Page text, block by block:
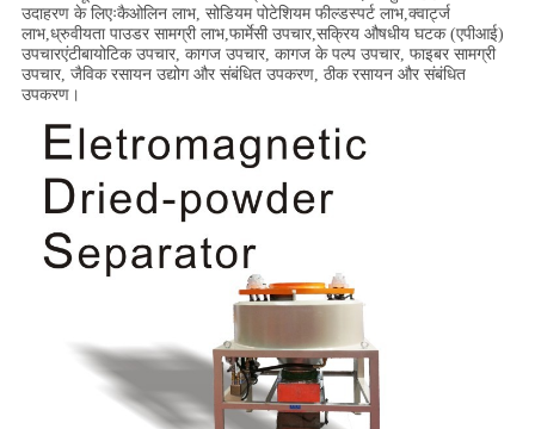
उदाहरण के लिएःकैओलिन लाभ, सोडियम पोटेशियम फील्डस्पर्ट लाभ,क्वार्ट्ज
लाभ,ध्रुवीयता पाउडर सामग्री लाभ,फार्मेसी उपचार,सक्रिय औषधीय घटक (एपीआई)
उपचारएंटीबायोटिक उपचार, कागज उपचार, कागज के पल्प उपचार, फाइबर सामग्री
उपचार, जैविक रसायन उद्योग और संबंधित उपकरण, ठीक रसायन और संबंधित
उपकरण।